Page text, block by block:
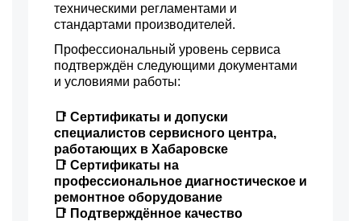
техническими регламентами и
стандартами производителей.
Профессиональный уровень сервиса
подтверждён следующими документами
и условиями работы:
📑 Сертификаты и допуски
специалистов сервисного центра,
работающих в Хабаровске
📑 Сертификаты на
профессиональное диагностическое и
ремонтное оборудование
📑 Подтверждённое качество